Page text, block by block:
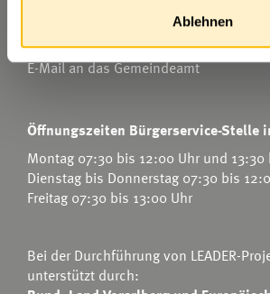
Ablehnen
F 0043 5522 51534-6
E-Mail an das Gemeindeamt
Öffnungszeiten Bürgerservice-Stelle
Montag 07:30 bis 12:00 Uhr und
Dienstag bis Donnerstag 07:30 bis
Freitag 07:30 bis 13:00 Uhr
Bei der Durchführung von LEADER-
unterstützt durch: